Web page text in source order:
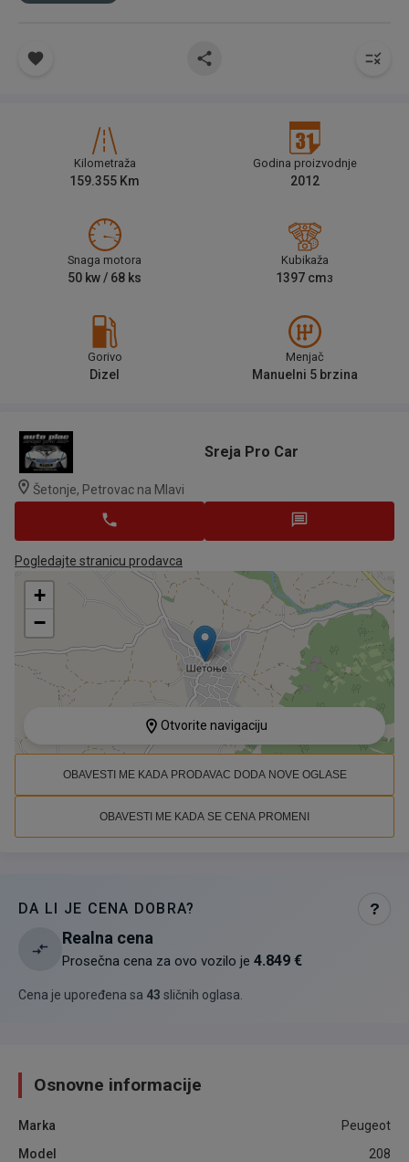
Kilometraža
159.355 Km
Godina proizvodnje
2012
Snaga motora
50 kw / 68 ks
Kubikaža
1397 cm3
Gorivo
Dizel
Menjač
Manuelni 5 brzina
Sreja Pro Car
Šetonje, Petrovac na Mlavi
Pogledajte stranicu prodavca
+
−
Otvorite navigaciju
OBAVESTI ME KADA PRODAVAC DODA NOVE OGLASE
OBAVESTI ME KADA SE CENA PROMENI
DA LI JE CENA DOBRA? ?
Realna cena
Prosečna cena za ovo vozilo je 4.849 €
Cena je upoređena sa 43 sličnih oglasa
Osnovne informacije
Marka
Peugeot
Model
208